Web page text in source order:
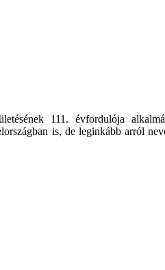
111. évfordulója
is, de leginkább arról